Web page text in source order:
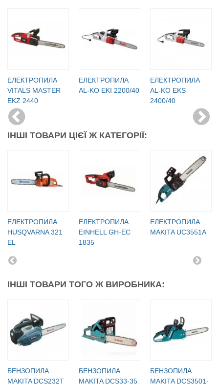
ЕЛЕКТРОПИЛА
VITALS MASTER
EKZ 2440
ЕЛЕКТРОПИЛА
AL-KO EKI 2200/40
ЕЛЕКТРОПИЛА
AL-KO EKS
2400/40
ІНШІ ТОВАРИ ЦІЄЇ Ж КАТЕГОРІЇ:
ЕЛЕКТРОПИЛА
HUSQVARNA 321
EL
ЕЛЕКТРОПИЛА
EINHELL GH-EC
1835
ЕЛЕКТРОПИЛА
MAKITA UC3551A
ІНШІ ТОВАРИ ТОГО Ж ВИРОБНИКА:
БЕНЗОПИЛА
MAKITA DCS232T
БЕНЗОПИЛА
MAKITA DCS33-35
БЕНЗОПИЛА
MAKITA DCS3501-